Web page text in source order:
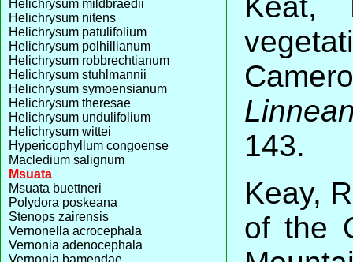
Helichrysum mildbraedii
Helichrysum nitens
Helichrysum patulifolium
Helichrysum polhillianum
Helichrysum robbrechtianum
Helichrysum stuhlmannii
Helichrysum symoensianum
Helichrysum theresae
Helichrysum undulifolium
Helichrysum wittei
Hypericophyllum congoense
Macledium salignum
Msuata
Msuata buettneri
Polydora poskeana
Stenops zairensis
Vernonella acrocephala
Vernonia adenocephala
Vernonia bamendae
143.
Keay,
of the